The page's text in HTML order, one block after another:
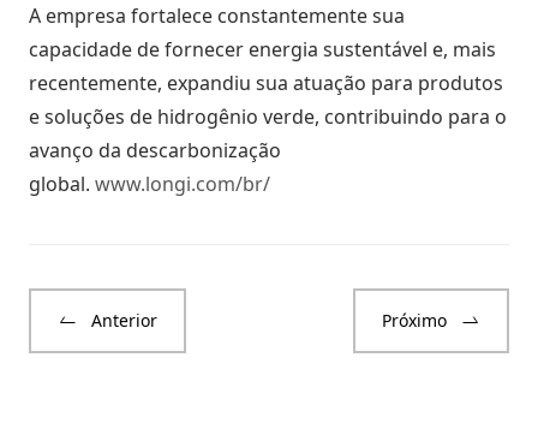
A empresa fortalece constantemente sua
capacidade de fornecer energia sustentável e, mais
recentemente, expandiu sua atuação para produtos
e soluções de hidrogênio verde, contribuindo para o
avanço da descarbonização
global. www.longi.com/br/
Anterior Próximo